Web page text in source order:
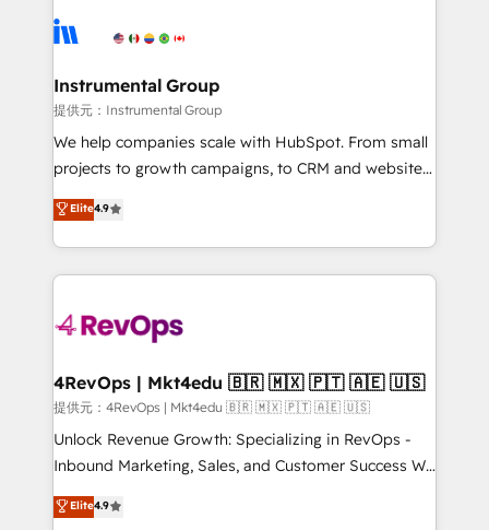
teams has worked with clients just like you Let’s
explore whether S2 is the partner you’ve been
Elite Partners with 10+ years of HubSpot experience
Premier Partner 2023 🌟5 HubSpot Accreditations 🌟
Won HubSpot Theme Challenge 2021 🌟INBOUND’19
HubSpot Rising Star Why us? Harnessing the full
potential of the powerful HubSpot CRM. ✔️A team of
HubSpot experience ✔️Flexible pricing models —
Hourly-fee (assigned one Dedicated HubSpot
requirement). ✔️Helped over 25,000+ customers so
far with our HubSpot solutions. ✔️Bespoke apps &
on-demand bundle services. Connect with us today!
Instrumental Group
提供元：Instrumental Group
We help companies scale with HubSpot. From small
projects to growth campaigns, to CRM and websites.
Hire an agency that's experienced in every inch of
HubSpot and willing to work hand-in-hand with your
team to simplify the complex and build a better
experience for your team and customers.
Elite4.9
4RevOps | Mkt4edu 🇧🇷 🇲🇽 🇵🇹 🇦🇪 🇺🇸
提供元：4RevOps | Mkt4edu 🇧🇷 🇲🇽 🇵🇹 🇦🇪 🇺🇸
Unlock Revenue Growth: Specializing in RevOps -
Inbound Marketing, Sales, and Customer Success We
specialize in driving revenue growth for companies
across industries through tailored marketing, sales,
Elite4.9